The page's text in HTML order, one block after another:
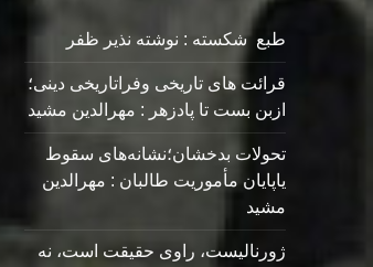
طبع شکسته : نوشته نذیر ظفر
قرائت های تاریخی وفراتاریخی دینی؛
ازبن بست تا پادزهر : مهرالدین مشید
تحولات بدخشان؛نشانه‌های سقوط
یاپایان مأموریت طالبان : مهرالدین
مشید
ژورنالیست، راوی حقیقت است، نه